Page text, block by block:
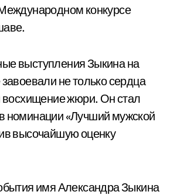
конкурсе
выступления Зыкина на
не только сердца
восхищение жюри. Он стал
номинации «Лучший мужской
высочайшую оценку
имя Александра Зыкина